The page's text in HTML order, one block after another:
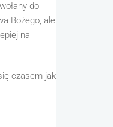
do
Bożego, ale
na
czasem jak